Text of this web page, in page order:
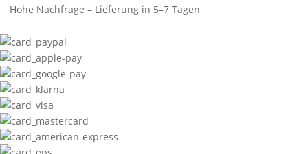
Hohe Nachfrage – Lieferung in 5–7 Tagen